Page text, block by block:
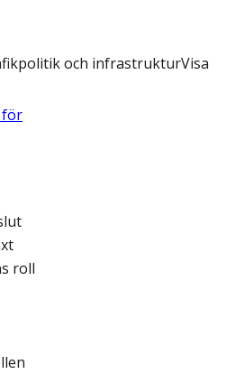
och infrastrukturVisa
för
roll